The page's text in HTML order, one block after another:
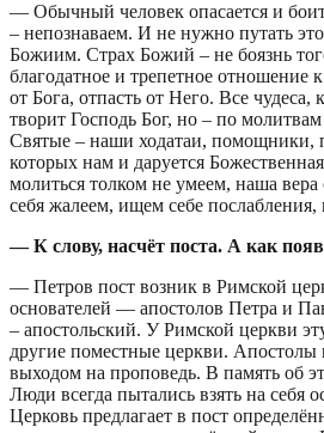
— Обычный человек опасается и
– непознаваем. И не нужно путать
Божиим. Страх Божий – не боязнь
благодатное и трепетное отношение
от Бога, отпасть от Него. Все чудеса,
творит Господь Бог, но – по
Святые – наши ходатаи, помощники,
которых нам и даруется
молиться толком не умеем, наша
себя жалеем, ищем себе послабления,
— К слову, насчёт поста. А как
— Петров пост возник в Римской
основателей — апостолов Петра и
– апостольский. У Римской церкви
другие поместные церкви. Апостолы
выходом на проповедь. В память об
Люди всегда пытались взять на себя
Церковь предлагает в пост